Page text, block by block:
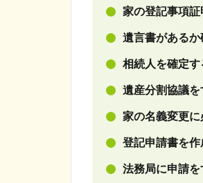
家の登記事項
遺言書があるか
相続人を確定す
遺産分割協議を
家の名義変更
登記申請書を作
法務局に申請を